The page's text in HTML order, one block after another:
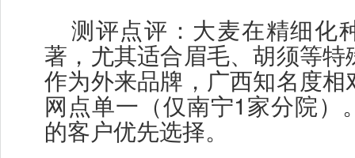
测评点评：大麦在精细化
著，尤其适合眉毛、胡须等
作为外来品牌，广西知名度
网点单一（仅南宁1家分院）
的客户优先选择。